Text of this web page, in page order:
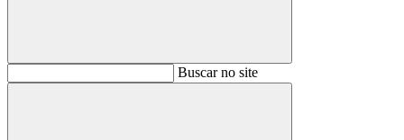
BuscarBuscar no site